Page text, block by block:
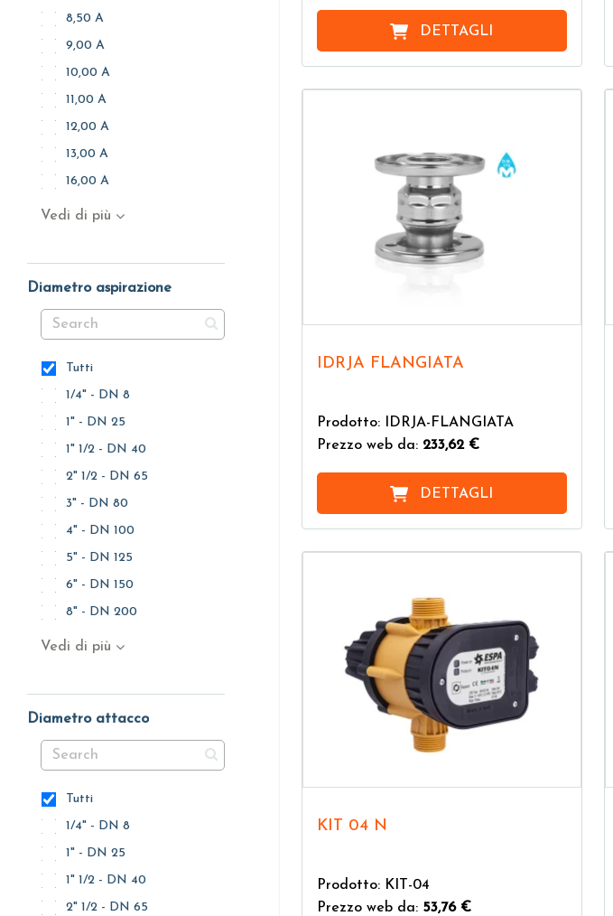
8,50 A
9,00 A
10,00 A
11,00 A
12,00 A
13,00 A
16,00 A
Vedi di più
Diametro aspirazione
Tutti
1/4" - DN 8
1" - DN 25
1" 1/2 - DN 40
2" 1/2 - DN 65
3" - DN 80
4" - DN 100
5" - DN 125
6" - DN 150
8" - DN 200
Vedi di più
Diametro attacco
Tutti
1/4" - DN 8
1" - DN 25
1" 1/2 - DN 40
2" 1/2 - DN 65
DETTAGLI
IDRJA FLANGIATA
Prodotto: IDRJA-FLANGIATA
Prezzo web da: 233,62 €
DETTAGLI
KIT 04 N
Prodotto: KIT-04
Prezzo web da: 53,76 €